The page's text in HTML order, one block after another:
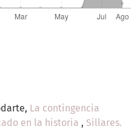
La contingencia
en la historia , Sillares.